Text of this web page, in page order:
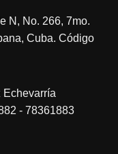
N, No. 266, 7mo.
Cuba. Código
Echevarría
- 78361883